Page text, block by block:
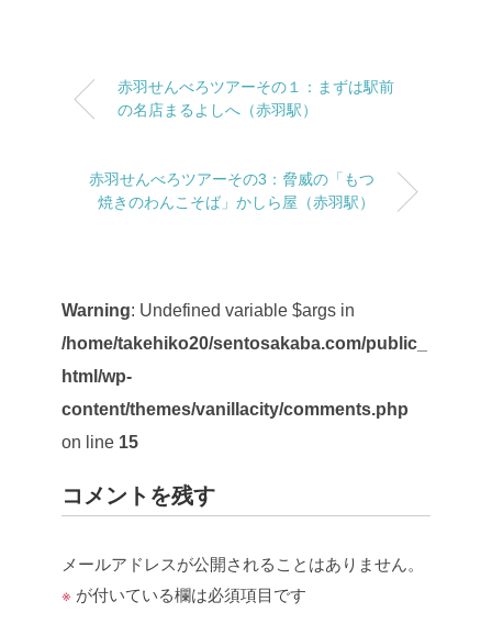
赤羽せんべろツアーその１：まずは駅前
の名店まるよしへ（赤羽駅）
赤羽せんべろツアーその3：脅威の「もつ
焼きのわんこそば」かしら屋（赤羽駅）
Warning: Undefined variable $args in
/home/takehiko20/sentosakaba.com/public_
html/wp-
content/themes/vanillacity/comments.php
on line 15
コメントを残す
メールアドレスが公開されることはありません。
※ が付いている欄は必須項目です